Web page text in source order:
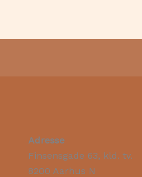
Adresse
Finsensgade 63, kld. tv.
8200 Aarhus N